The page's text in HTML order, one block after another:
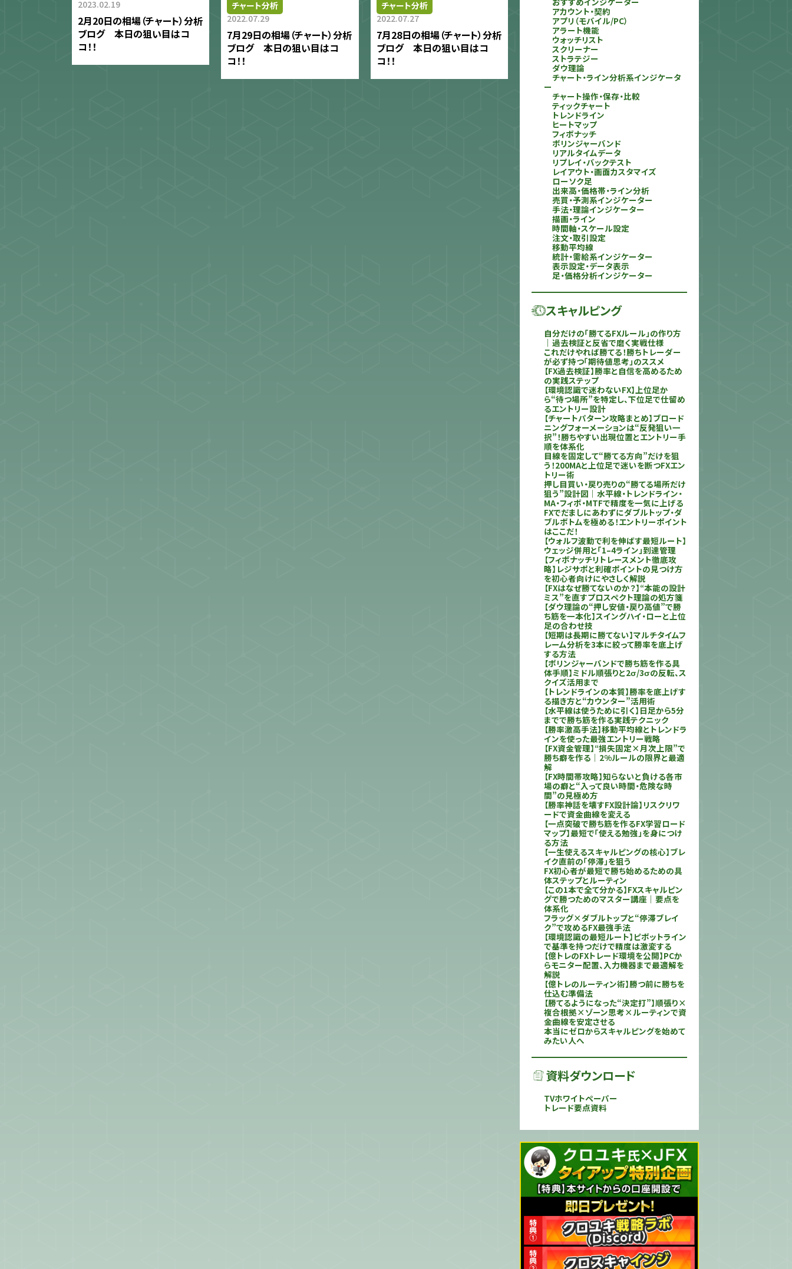
2023.02.19
2月20日の相場（チャート）分析
ブログ 本日の狙い目はコ
コ！！
チャート分析
2022.07.29
7月29日の相場（チャート）分析
ブログ 本日の狙い目はコ
コ！！
チャート分析
2022.07.27
7月28日の相場（チャート）分析
ブログ 本日の狙い目はコ
コ！！
アカウント・契約
アプリ（モバイル/PC）
アラート機能
ウォッチリスト
スクリーナー
ストラテジー
ダウ理論
チャート・ライン分析系インジケータ
ー
チャート操作・保存・比較
ティックチャート
トレンドライン
ヒートマップ
フィボナッチ
ボリンジャーバンド
リアルタイムデータ
リプレイ・バックテスト
レイアウト・画面カスタマイズ
ローソク足
出来高・価格帯・ライン分析
売買・予測系インジケーター
手法・理論インジケーター
描画・ライン
時間軸・スケール設定
注文・取引設定
移動平均線
統計・需給系インジケーター
表示設定・データ表示
足・価格分析インジケーター
スキャルピング
自分だけの「勝てるFXルール」の作り方
｜過去検証と反省で磨く実戦仕様
これだけやれば勝てる！勝ちトレーダー
が必ず持つ「期待値思考」のススメ
【FX過去検証】勝率と自信を高めるため
の実践ステップ
【環境認識で迷わないFX】上位足か
ら“待つ場所”を特定し、下位足で仕留め
るエントリー設計
【チャートパターン攻略まとめ】ブロード
ニングフォーメーションは“反発狙い一
択”！勝ちやすい出現位置とエントリー手
順を体系化
目線を固定して“勝てる方向”だけを狙
う！200MAと上位足で迷いを断つFXエン
トリー術
押し目買い・戻り売りの“勝てる場所だけ
狙う”設計図｜水平線・トレンドライン・
MA・フィボ・MTFで精度を一気に上げる
FXでだましにあわずにダブルトップ・ダ
ブルボトムを極める！エントリーポイント
はここだ！
【ウォルフ波動で利を伸ばす最短ルート】
ウェッジ併用と「1–4ライン」到達管理
【フィボナッチリトレースメント徹底攻
略】レジサポと利確ポイントの見つけ方
を初心者向けにやさしく解説
【FXはなぜ勝てないのか？】“本能の設計
ミス”を直すプロスペクト理論の処方箋
【ダウ理論の“押し安値・戻り高値”で勝
ち筋を一本化】スイングハイ・ローと上位
足の合わせ技
【短期は長期に勝てない】マルチタイムフ
レーム分析を3本に絞って勝率を底上げ
する方法
【ボリンジャーバンドで勝ち筋を作る具
体手順】ミドル順張りと2σ/3σの反転、ス
クイズ活用まで
【トレンドラインの本質】勝率を底上げす
る描き方と“カウンター”活用術
【水平線は使うために引く】日足から5分
までで勝ち筋を作る実践テクニック
【勝率激高手法】移動平均線とトレンドラ
インを使った最強エントリー戦略
【FX資金管理】“損失固定×月次上限”で
勝ち癖を作る｜2%ルールの限界と最適
解
【FX時間帯攻略】知らないと負ける各市
場の癖と“入って良い時間・危険な時
間”の見極め方
【勝率神話を壊すFX設計論】リスクリワ
ードで資金曲線を変える
【一点突破で勝ち筋を作るFX学習ロード
マップ】最短で「使える勉強」を身につけ
る方法
【一生使えるスキャルピングの核心】ブレ
イク直前の「停滞」を狙う
FX初心者が最短で勝ち始めるための具
体ステップとルーティン
【この1本で全て分かる】FXスキャルピン
グで勝つためのマスター講座｜要点を
体系化
フラッグ×ダブルトップと“停滞ブレイ
ク”で攻めるFX最強手法
【環境認識の最短ルート】ピボットライン
で基準を持つだけで精度は激変する
【億トレのFXトレード環境を公開】PCか
らモニター配置、入力機器まで最適解を
解説
【億トレのルーティン術】勝つ前に勝ちを
仕込む準備法
【勝てるようになった“決定打”】順張り×
複合根拠×ゾーン思考×ルーティンで資
金曲線を安定させる
本当にゼロからスキャルピングを始めて
みたい人へ
資料ダウンロード
TVホワイトペーパー
トレード要点資料